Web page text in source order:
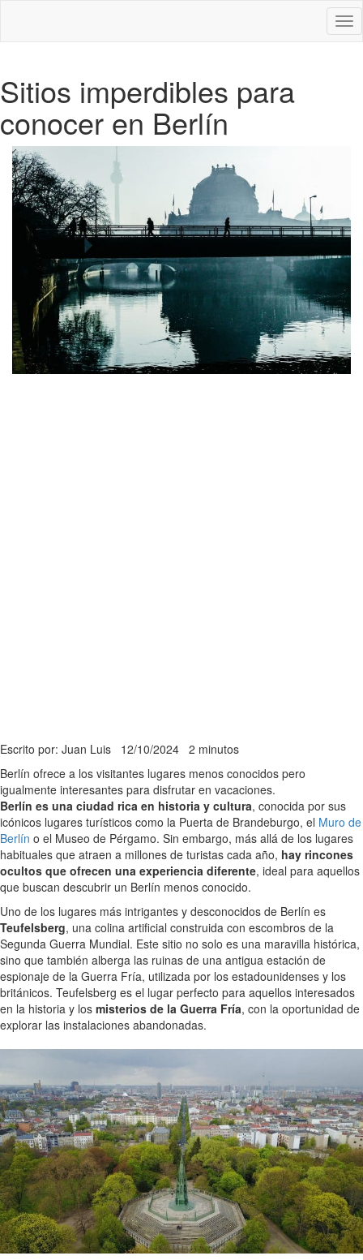
Sitios imperdibles para
conocer en Berlín
Escrito por: Juan Luis 12/10/2024 2 minutos
Berlín ofrece a los visitantes lugares menos conocidos pero
igualmente interesantes para disfrutar en vacaciones.
Berlín es una ciudad rica en historia y cultura, conocida por sus
icónicos lugares turísticos como la Puerta de Brandeburgo, el Muro de
Berlín o el Museo de Pérgamo. Sin embargo, más allá de los lugares
habituales que atraen a millones de turistas cada año, hay rincones
ocultos que ofrecen una experiencia diferente, ideal para aquellos
que buscan descubrir un Berlín menos conocido.
Uno de los lugares más intrigantes y desconocidos de Berlín es
Teufelsberg, una colina artificial construida con escombros de la
Segunda Guerra Mundial. Este sitio no solo es una maravilla histórica,
sino que también alberga las ruinas de una antigua estación de
espionaje de la Guerra Fría, utilizada por los estadounidenses y los
británicos. Teufelsberg es el lugar perfecto para aquellos interesados
en la historia y los misterios de la Guerra Fría, con la oportunidad de
explorar las instalaciones abandonadas.